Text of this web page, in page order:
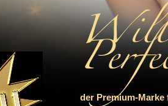
der Premium-